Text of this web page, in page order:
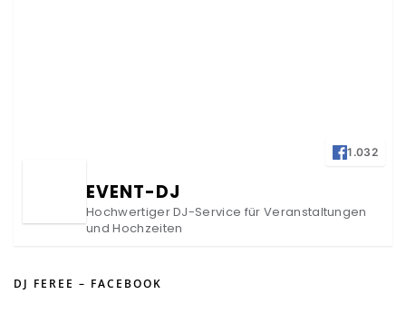
1.032
EVENT-DJ
Hochwertiger DJ-Service für Veranstaltungen
und Hochzeiten
DJ FEREE – FACEBOOK